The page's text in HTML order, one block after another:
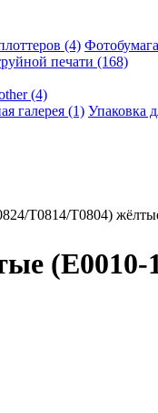
(4)
печати (168)
(4)
галерея (1) Упаковка
T0814/T0804)